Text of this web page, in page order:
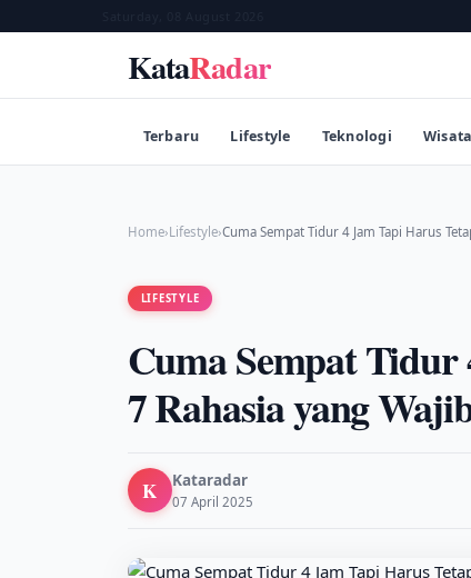
KataRadar
Terbaru Lifestyle Teknologi Wisata
Home›Lifestyle›Cuma Sempat Tidur 4 Jam Tapi Harus
LIFESTYLE
Cuma Sempat
7 Rahasia yang
K Kataradar
07 April 2025